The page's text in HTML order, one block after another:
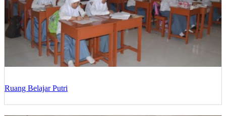
Ruang Belajar Putri